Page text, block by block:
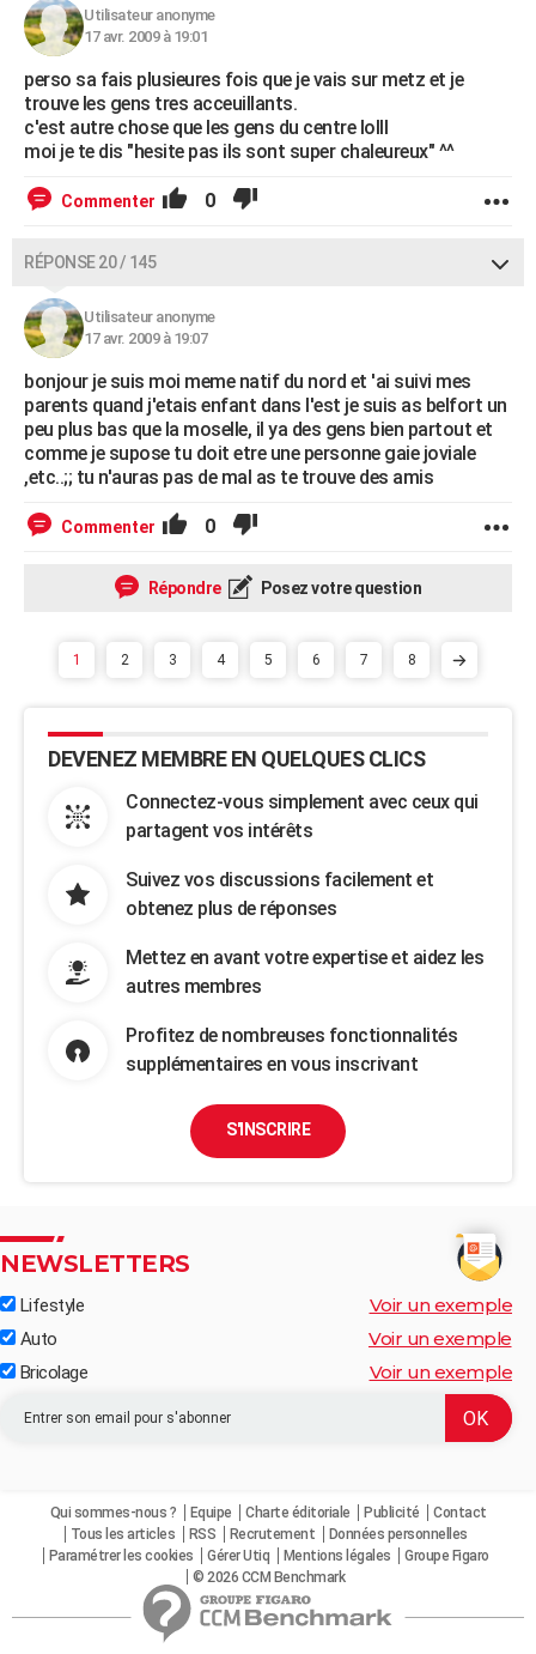
Utilisateur anonyme
17 avr. 2009 à 19:01
perso sa fais plusieures fois que je vais sur metz et je
trouve les gens tres acceuillants.
c'est autre chose que les gens du centre lolll
moi je te dis "hesite pas ils sont super chaleureux" ^^
Commenter 0
RÉPONSE 20 / 145
Utilisateur anonyme
17 avr. 2009 à 19:07
bonjour je suis moi meme natif du nord et 'ai suivi mes
parents quand j'etais enfant dans l'est je suis as belfort un
peu plus bas que la moselle, il ya des gens bien partout et
comme je supose tu doit etre une personne gaie joviale
,etc..;; tu n'auras pas de mal as te trouve des amis
Commenter 0
Répondre Posez votre question
1 2 3 4 5 6 7 8
DEVENEZ MEMBRE EN QUELQUES CLICS
Connectez-vous simplement avec ceux qui
partagent vos intérêts
Suivez vos discussions facilement et
obtenez plus de réponses
Mettez en avant votre expertise et aidez les
autres membres
Profitez de nombreuses fonctionnalités
supplémentaires en vous inscrivant
S'INSCRIRE
NEWSLETTERS
Lifestyle Voir un exemple
Auto Voir un exemple
Bricolage Voir un exemple
Qui sommes-nous ? Equipe Charte éditoriale Publicité
Contact
Tous les articles
RSS Recrutement
Données personnelles
Paramétrer les cookies
Gérer Utiq Mentions légales
Groupe Figaro
© 2026 CCM Benchmark